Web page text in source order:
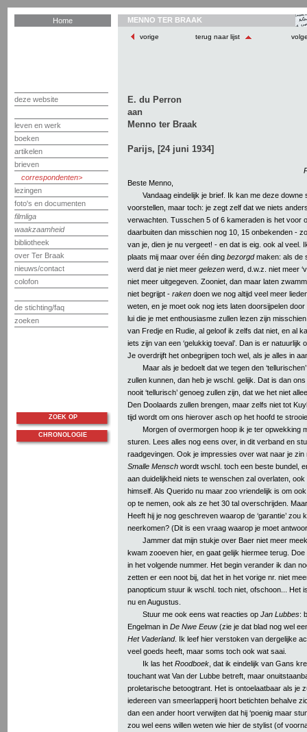
Home
deze website
leven en werk
boeken
artikelen
brieven
correspondenten
lezingen
foto's en documenten
filmliga
waakzaamheid
bibliotheek
over Ter Braak
nieuws/contact
colofon
de stichting/faq
zoeken
MENNO TER BRAAK
vorige terug naar lijst
E. du Perron
aan
Menno ter Braak
Parijs, [24 juni 1934]
Beste Menno,
Vandaag eindelijk je brief. Ik kan me deze downe
voorstellen, maar toch: je zegt zelf dat we niets
verwachten. Tusschen 5 of 6 kameraden is het voor
daarbuiten dan misschien nog 10, 15 onbekenden -
van je, dien je nu vergeet! - en dat is eig. ook al veel.
plaats mij maar over één ding bezorgdmaken: als de
werd dat je niet meer gelezen werd, d.w.z. niet meer
niet meer uitgegeven. Zooniet, dan maar laten
niet begrijpt - raken doen we nog altijd veel meer
weten, en je moet ook nog iets laten doorsijpelen
lui die je met enthousiasme zullen lezen zijn
van Fredje en Rudie, al geloof ik zelfs dat niet, en al
iets zijn van een ‘gelukkig toeval’. Dan is er natuurlijk
Je overdrijft het onbegrijpen toch wel, als je alles in
Maar als je bedoelt dat we tegen den
zullen kunnen, dan heb je wschl. gelijk. Dat is dan
nooit ‘tellurisch’ genoeg zullen zijn, dat we het niet
Den Doolaards zullen brengen, maar zelfs niet tot
tijd wordt om ons hierover asch op het hoofd te
Morgen of overmorgen hoop ik je ter opwekking
sturen. Lees alles nog eens over, in dit verband en
raadgevingen. Ook je impressies over wat naar je
Smalle Mensch wordt wschl. toch een beste bundel,
aan duidelijkheid niets te wenschen zal overlaten,
himself. Als Querido nu maar zoo vriendelijk is om
op te nemen, ook als ze het 30 tal overschrijden.
Heeft hij je nog geschreven waarop de ‘garantie’ zou
neerkomen? (Dit is een vraag waarop je moet
Jammer dat mijn stukje over Baer niet meer
kwam zooeven hier, en gaat gelijk hiermee terug. Doe
in het volgende nummer. Het begin verander ik dan
zetten er een noot bij, dat het in het vorige nr. niet
panopticum stuur ik wschl. toch niet, ofschoon... Het
nu en Augustus.
Stuur me ook eens wat reacties op Jan Lubbes:
Engelman in De Nwe Eeuw(zie je dat blad nog wel
Het Vaderland. Ik leef hier verstoken van dergelijke
veel goeds heeft, maar soms toch ook wat saai.
Ik las het Roodboek , dat ik eindelijk van Gans
touchant wat Van der Lubbe betreft, maar
proletarische betoogtrant. Het is ontoelaatbaar als je
iedereen van smeerlapperij hoort betichten behalve
dan een ander hoort verwijten dat hij ‘poenig maar
zou wel eens willen weten wie hier de stylist (of
ZOEK OP
CHRONOLOGIE